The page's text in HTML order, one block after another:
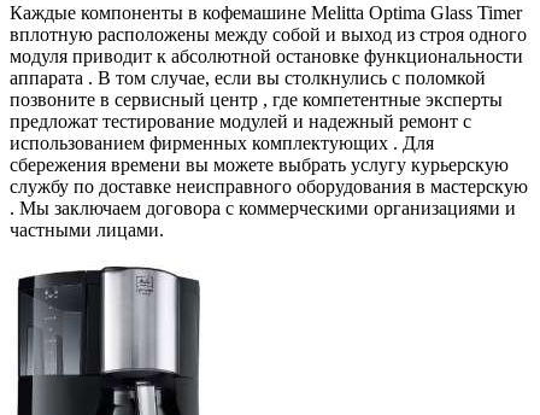
Каждые компоненты в кофемашине Melitta Optima Glass Timer
вплотную расположены между собой и выход из строя одного
модуля приводит к абсолютной остановке функциональности
аппарата . В том случае, если вы столкнулись с поломкой
позвоните в сервисный центр , где компетентные эксперты
предложат тестирование модулей и надежный ремонт с
использованием фирменных комплектующих . Для
сбережения времени вы можете выбрать услугу курьерскую
службу по доставке неисправного оборудования в мастерскую
. Мы заключаем договора с коммерческими организациями и
частными лицами.